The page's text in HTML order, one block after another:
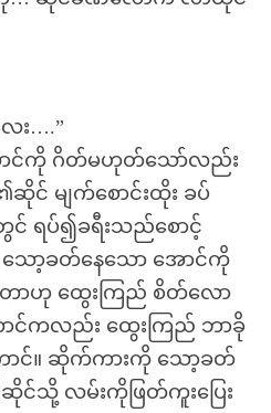
း….”
ာင်ကို ဂိတ်မဟုတ်သော်လည်း
င် မျက်စောင်းထိုး ခပ်
ရပ်၍ခရီးသည်စောင့်
ာ့ခတ်နေသော အောင်ကို
တာဟု ထွေးကြည် စိတ်လော
င်ကလည်း ထွေးကြည် ဘာခို
ောင်။ ဆိုက်ကားကို သော့ခတ်
င်သို့ လမ်းကိုဖြတ်ကူးပြေး